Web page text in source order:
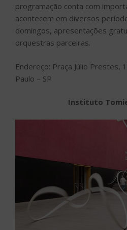
programação conta com
acontecem em diversos
domingos, apresentações
orquestras parceiras.
Endereço: Praça Júlio Prestes,
Paulo – SP
Instituto